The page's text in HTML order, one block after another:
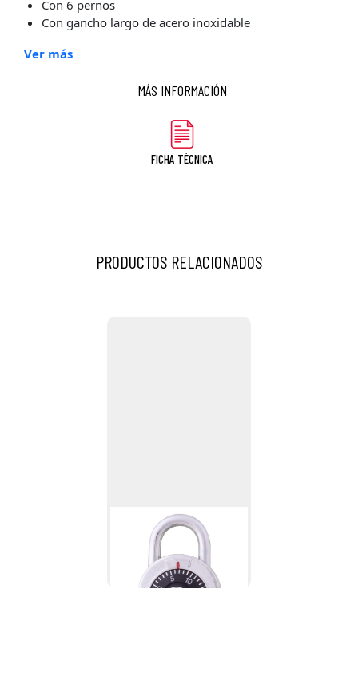
Con 6 pernos
Con gancho largo de acero inoxidable
Ver más
MÁS INFORMACIÓN
FICHA TÉCNICA
PRODUCTOS RELACIONADOS